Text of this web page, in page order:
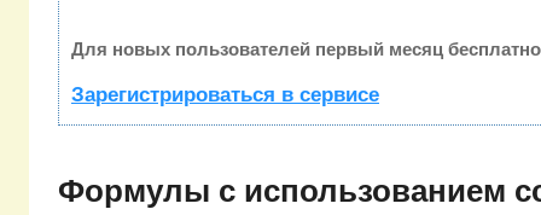
Для новых пользователей первый месяц
Зарегистрироваться в сервисе
Формулы с использованием